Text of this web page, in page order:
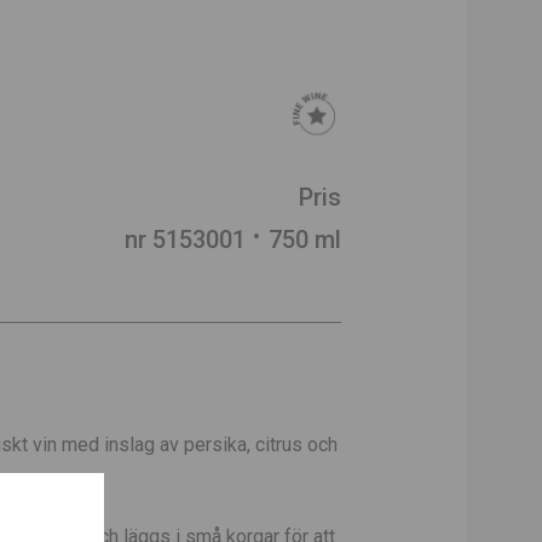
Pris
nr 5153001
750 ml
vin med inslag av persika, citrus och
för hand och läggs i små korgar för att